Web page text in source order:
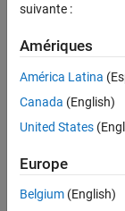
Senior
Software
Quality
Engineer
maintenant
suivante :
Amériques
América Latina
Canada (English)
United States
Europe
Belgium (English)